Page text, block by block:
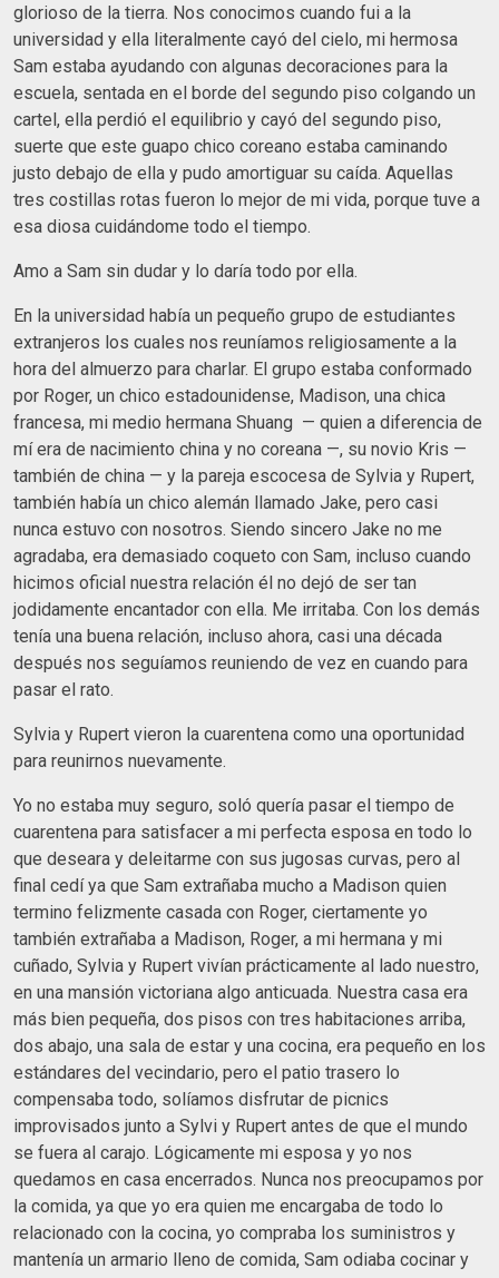
glorioso de la tierra. Nos conocimos cuando fui a la
universidad y ella literalmente cayó del cielo, mi hermosa
Sam estaba ayudando con algunas decoraciones para la
escuela, sentada en el borde del segundo piso colgando un
cartel, ella perdió el equilibrio y cayó del segundo piso,
suerte que este guapo chico coreano estaba caminando
justo debajo de ella y pudo amortiguar su caída. Aquellas
tres costillas rotas fueron lo mejor de mi vida, porque tuve a
esa diosa cuidándome todo el tiempo.
Amo a Sam sin dudar y lo daría todo por ella.
En la universidad había un pequeño grupo de estudiantes
extranjeros los cuales nos reuníamos religiosamente a la
hora del almuerzo para charlar. El grupo estaba conformado
por Roger, un chico estadounidense, Madison, una chica
francesa, mi medio hermana Shuang — quien a diferencia de
mí era de nacimiento china y no coreana —, su novio Kris —
también de china — y la pareja escocesa de Sylvia y Rupert,
también había un chico alemán llamado Jake, pero casi
nunca estuvo con nosotros. Siendo sincero Jake no me
agradaba, era demasiado coqueto con Sam, incluso cuando
hicimos oficial nuestra relación él no dejó de ser tan
jodidamente encantador con ella. Me irritaba. Con los demás
tenía una buena relación, incluso ahora, casi una década
después nos seguíamos reuniendo de vez en cuando para
pasar el rato.
Sylvia y Rupert vieron la cuarentena como una oportunidad
para reunirnos nuevamente.
Yo no estaba muy seguro, soló quería pasar el tiempo de
cuarentena para satisfacer a mi perfecta esposa en todo lo
que deseara y deleitarme con sus jugosas curvas, pero al
final cedí ya que Sam extrañaba mucho a Madison quien
termino felizmente casada con Roger, ciertamente yo
también extrañaba a Madison, Roger, a mi hermana y mi
cuñado, Sylvia y Rupert vivían prácticamente al lado nuestro,
en una mansión victoriana algo anticuada. Nuestra casa era
más bien pequeña, dos pisos con tres habitaciones arriba,
dos abajo, una sala de estar y una cocina, era pequeño en los
estándares del vecindario, pero el patio trasero lo
compensaba todo, solíamos disfrutar de picnics
improvisados junto a Sylvi y Rupert antes de que el mundo
se fuera al carajo. Lógicamente mi esposa y yo nos
quedamos en casa encerrados. Nunca nos preocupamos por
la comida, ya que yo era quien me encargaba de todo lo
relacionado con la cocina, yo compraba los suministros y
mantenía un armario lleno de comida, Sam odiaba cocinar y